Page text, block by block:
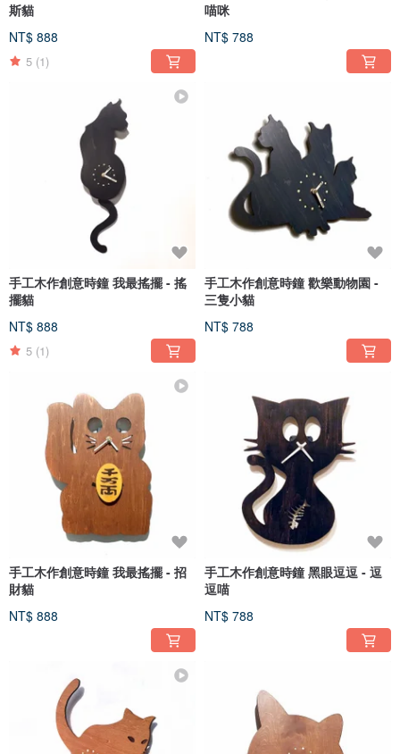
斯貓
NT$ 888
5 (1)
喵咪
NT$ 788
手工木作創意時鐘 我最搖擺 - 搖
擺貓
NT$ 888
5 (1)
手工木作創意時鐘 歡樂動物園 -
三隻小貓
NT$ 788
手工木作創意時鐘 我最搖擺 - 招
財貓
NT$ 888
手工木作創意時鐘 黑眼逗逗 - 逗
逗喵
NT$ 788